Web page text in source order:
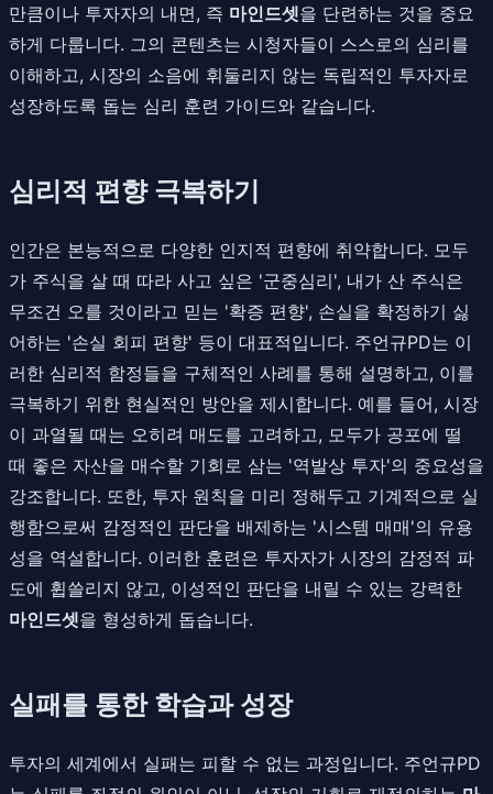
만큼이나 투자자의 내면, 즉 마인드셋을 단련하는 것을 중요
하게 다룹니다. 그의 콘텐츠는 시청자들이 스스로의 심리를
이해하고, 시장의 소음에 휘둘리지 않는 독립적인 투자자로
성장하도록 돕는 심리 훈련 가이드와 같습니다.
심리적 편향 극복하기
인간은 본능적으로 다양한 인지적 편향에 취약합니다. 모두
가 주식을 살 때 따라 사고 싶은 '군중심리', 내가 산 주식은
무조건 오를 것이라고 믿는 '확증 편향', 손실을 확정하기 싫
어하는 '손실 회피 편향' 등이 대표적입니다. 주언규PD는 이
러한 심리적 함정들을 구체적인 사례를 통해 설명하고, 이를
극복하기 위한 현실적인 방안을 제시합니다. 예를 들어, 시장
이 과열될 때는 오히려 매도를 고려하고, 모두가 공포에 떨
때 좋은 자산을 매수할 기회로 삼는 '역발상 투자'의 중요성을
강조합니다. 또한, 투자 원칙을 미리 정해두고 기계적으로 실
행함으로써 감정적인 판단을 배제하는 '시스템 매매'의 유용
성을 역설합니다. 이러한 훈련은 투자자가 시장의 감정적 파
도에 휩쓸리지 않고, 이성적인 판단을 내릴 수 있는 강력한
마인드셋을 형성하게 돕습니다.
실패를 통한 학습과 성장
투자의 세계에서 실패는 피할 수 없는 과정입니다. 주언규PD